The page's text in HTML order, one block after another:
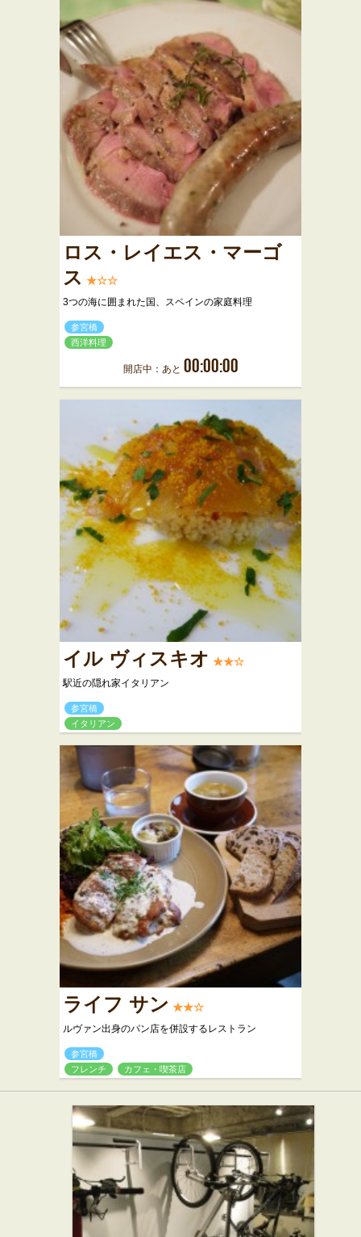
ロス・レイエス・マーゴ
ス ★☆☆
3つの海に囲まれた国、スペインの家庭料理
参宮橋
西洋料理
開店中：あと 00:00:00
イル ヴィスキオ ★★☆
駅近の隠れ家イタリアン
参宮橋
イタリアン
ライフ サン ★★☆
ルヴァン出身のパン店を併設するレストラン
参宮橋
フレンチ
カフェ・喫茶店